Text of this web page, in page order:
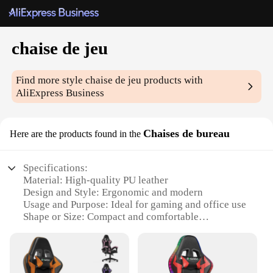
chaise de jeu
Find more stylechaise de jeu products with
AliExpress Business
Here are the products found in the Chaises de bureau
Specifications:
Material: High-quality PU leather
Design and Style: Ergonomic and modern
Usage and Purpose: Ideal for gaming and office use
Shape or Size: Compact and comfortable
clean
Parts and Accessories: Includes armrests for added
comfort